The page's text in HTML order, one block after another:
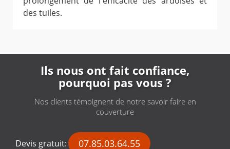
des tuiles.
Ils nous ont fait confiance,
pourquoi pas vous ?
Nos clients témoignent de notre savoir faire en
couverture
Devis gratuit: 07.85.03.64.55